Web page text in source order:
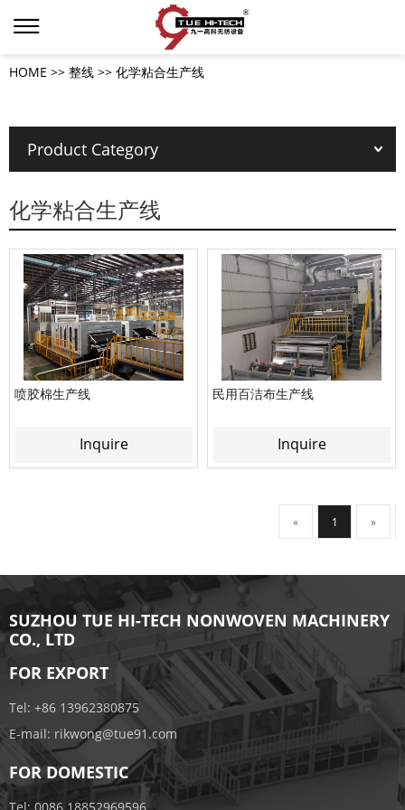
HOME >> 整线 >> 化学粘合生产线
Product Category
化学粘合生产线
喷胶棉生产线
Inquire
民用百洁布生产线
Inquire
« 1 »
SUZHOU TUE HI-TECH NONWOVEN MACHINERY
CO., LTD
FOR EXPORT
Tel: +86 13962380875
E-mail: rikwong@tue91.com
FOR DOMESTIC